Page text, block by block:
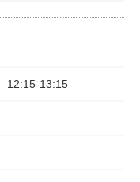
12:15-13:15